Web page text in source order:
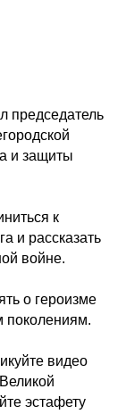
председатель
и защиты
к
и рассказать
войне.
о героизме
поколениям.
видео
эстафету